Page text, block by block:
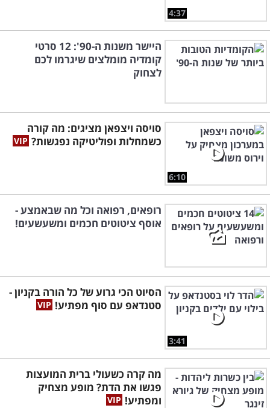
4:37
היישר משנות ה-90': 12 סרטי
קומדיה מומלצים שיגרמו לכם
לצחוק
6:10
סויסה ויצפאן מציגים: מה קורה
כשמחלות ופוליטיקה נפגשות?
רופאים, רפואה וכל מה שבאמצע -
אוסף ציטוטים חכמים ומשעשעים!
3:41
הסיוט הכי גרוע של כל הורה בקניון -
סטנדאפ עם סוף מפתיע!
מה קרה כשעולי ברית המועצות
פגשו את הדת? מופע מצחיק
ומפתיע!